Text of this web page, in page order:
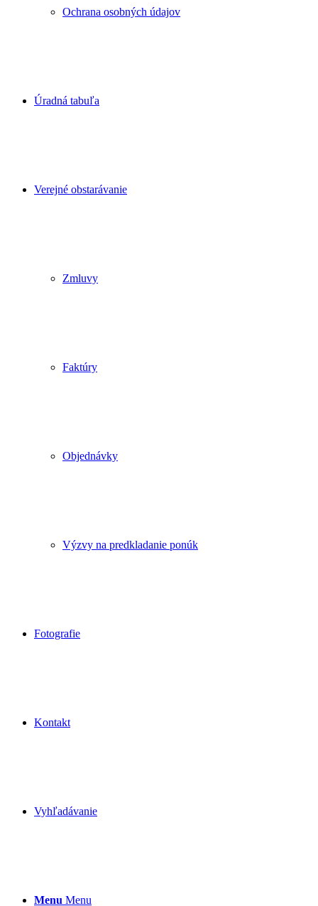
Ochrana osobných údajov
Úradná tabuľa
Verejné obstarávanie
Zmluvy
Faktúry
Objednávky
Výzvy na predkladanie ponúk
Fotografie
Kontakt
Vyhľadávanie
Menu Menu